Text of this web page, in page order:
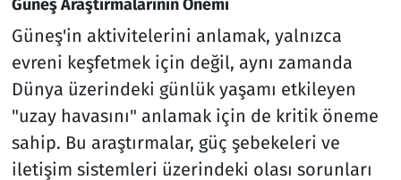
Güneş Araştırmalarının Önemi
Güneş'in aktivitelerini anlamak, yalnızca
evreni keşfetmek için değil, aynı zamanda
Dünya üzerindeki günlük yaşamı etkileyen
"uzay havasını" anlamak için de kritik öneme
sahip. Bu araştırmalar, güç şebekeleri ve
iletişim sistemleri üzerindeki olası sorunları